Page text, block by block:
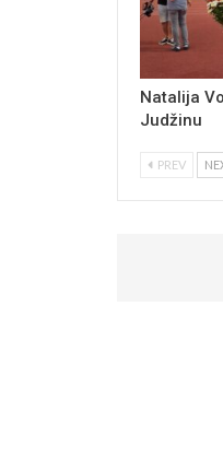
Natalija
Judžinu
PREV